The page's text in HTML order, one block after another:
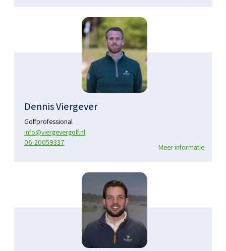
Dennis Viergever
Golfprofessional
info@viergevergolf.nl
06-20059337
Meer informatie